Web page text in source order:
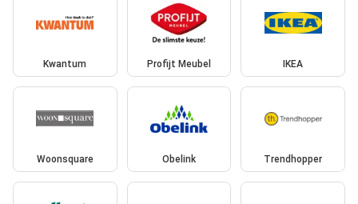
Kwantum Profijt Meubel IKEA
Woonsquare Obelink Trendhopper